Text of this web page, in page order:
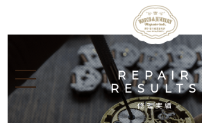
REPAIR
RESULTS
修理実績